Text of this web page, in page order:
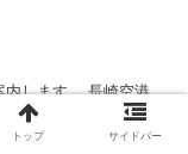
内します。 長崎空港
できる路線バスが便
トップ サイドバー